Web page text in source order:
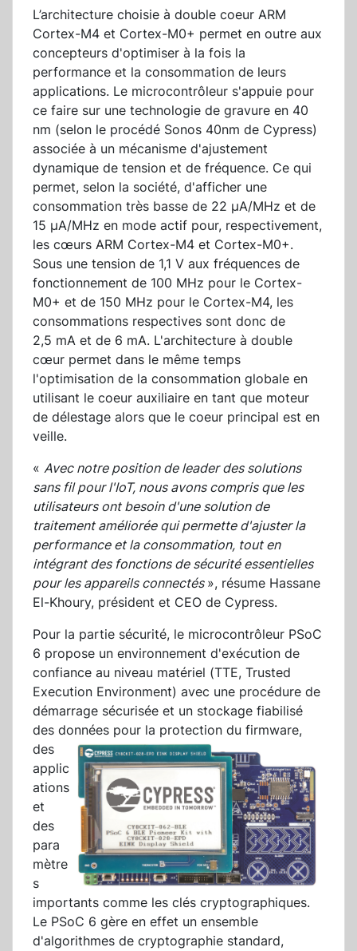
L’architecture choisie à double coeur ARM
Cortex-M4 et Cortex-M0+ permet en outre aux
concepteurs d'optimiser à la fois la
performance et la consommation de leurs
applications. Le microcontrôleur s'appuie pour
ce faire sur une technologie de gravure en 40
nm (selon le procédé Sonos 40nm de Cypress)
associée à un mécanisme d'ajustement
dynamique de tension et de fréquence. Ce qui
permet, selon la société, d'afficher une
consommation très basse de 22 µA/MHz et de
15 µA/MHz en mode actif pour, respectivement,
les cœurs ARM Cortex-M4 et Cortex-M0+.
Sous une tension de 1,1 V aux fréquences de
fonctionnement de 100 MHz pour le Cortex-
M0+ et de 150 MHz pour le Cortex-M4, les
consommations respectives sont donc de
2,5 mA et de 6 mA. L'architecture à double
cœur permet dans le même temps
l'optimisation de la consommation globale en
utilisant le coeur auxiliaire en tant que moteur
de délestage alors que le coeur principal est en
veille.
« Avec notre position de leader des solutions
sans fil pour l'IoT, nous avons compris que les
utilisateurs ont besoin d'une solution de
traitement améliorée qui permette d'ajuster la
performance et la consommation, tout en
intégrant des fonctions de sécurité essentielles
pour les appareils connectés », résume Hassane
El-Khoury, président et CEO de Cypress.
Pour la partie sécurité, le microcontrôleur PSoC
6 propose un environnement d'exécution de
confiance au niveau matériel (TTE, Trusted
Execution Environment) avec une procédure de
démarrage sécurisée et un stockage fiabilisé
des données pour la protection du firmware,
des
applic
ations
et
des
para
mètre
s
importants comme les clés cryptographiques.
Le PSoC 6 gère en effet un ensemble
d'algorithmes de cryptographie standard,